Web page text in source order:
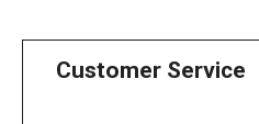
Customer Service